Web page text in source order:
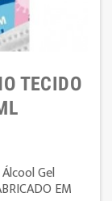
TECIDO
Gel
EM